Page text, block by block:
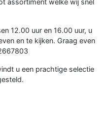
assortiment welke wij snel
12.00 uur en 16.00 uur, u
en te kijken. Graag even
u een prachtige selectie